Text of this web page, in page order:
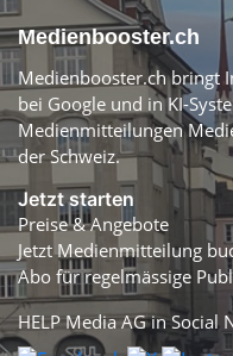
Medienbooster.ch
Medienbooster.ch bringt
bei Google und in KI-
Medienmitteilungen
der Schweiz.
Jetzt starten
Preise & Angebote
Jetzt Medienmitteilung
Abo für regelmässige
HELP Media AG in Social